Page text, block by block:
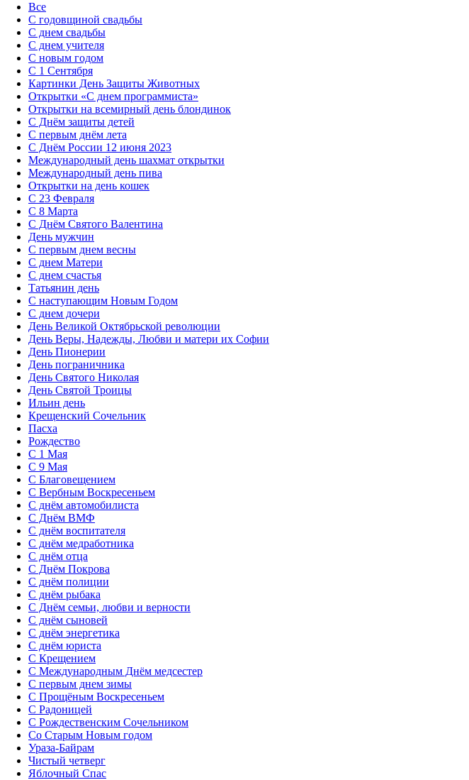
Все
С годовщиной свадьбы
С днем свадьбы
С днем учителя
С новым годом
С 1 Сентября
Картинки День Защиты Животных
Открытки «‎С днем программиста»‎
Открытки на всемирный день блондинок
С Днём защиты детей
С первым днём лета
С Днём России 12 июня 2023
Международный день шахмат открытки
Международный день пива
Открытки на день кошек
С 23 Февраля
С 8 Марта
С Днём Святого Валентина
День мужчин
С первым днем весны
С днем Матери
C днем счастья
Татьянин день
C наступающим Новым Годом
C днем дочери
День Великой Октябрьской революции
День Веры, Надежды, Любви и матери их Софии
День Пионерии
День пограничника
День Святого Николая
День Святой Троицы
Ильин день
Крещенский Сочельник
Пасха
Рождество
С 1 Мая
С 9 Мая
С Благовещением
С Вербным Воскресеньем
С днём автомобилиста
С Днём ВМФ
С днём воспитателя
С днём медработника
С днём отца
С Днём Покрова
С днём полиции
С днём рыбака
С Днём семьи, любви и верности
С днём сыновей
С днём энергетика
С днём юриста
С Крещением
С Международным Днём медсестер
С первым днем зимы
С Прощёным Воскресеньем
С Радоницей
С Рождественским Сочельником
Со Старым Новым годом
Ураза-Байрам
Чистый четверг
Яблочный Спас